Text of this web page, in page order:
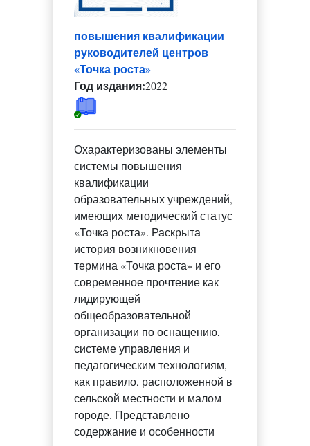
повышения квалификации
руководителей центров
«Точка роста»
Год издания:2022
Охарактеризованы элементы
системы повышения
квалификации
образовательных учреждений,
имеющих методический статус
«Точка роста». Раскрыта
история возникновения
термина «Точка роста» и его
современное прочтение как
лидирующей
общеобразовательной
организации по оснащению,
системе управления и
педагогическим технологиям,
как правило, расположенной в
сельской местности и малом
городе. Представлено
содержание и особенности